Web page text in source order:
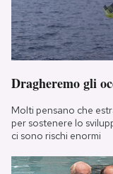
Dragheremo gli
Molti pensano che
per sostenere lo
ci sono rischi enormi